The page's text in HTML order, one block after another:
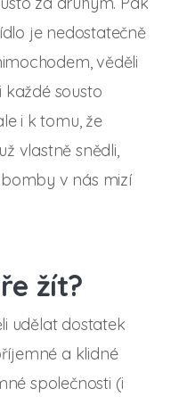
je nedostatečně
věděli
každé sousto
i k tomu, že
vlastně snědli,
v nás mizí
žít?
udělat dostatek
a klidné
společnosti (i